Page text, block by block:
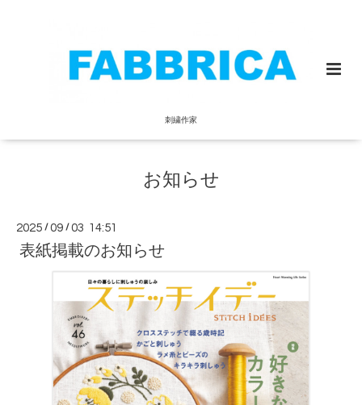
刺繍作家
お知らせ
2025 /09 /03 14:51
表紙掲載のお知らせ